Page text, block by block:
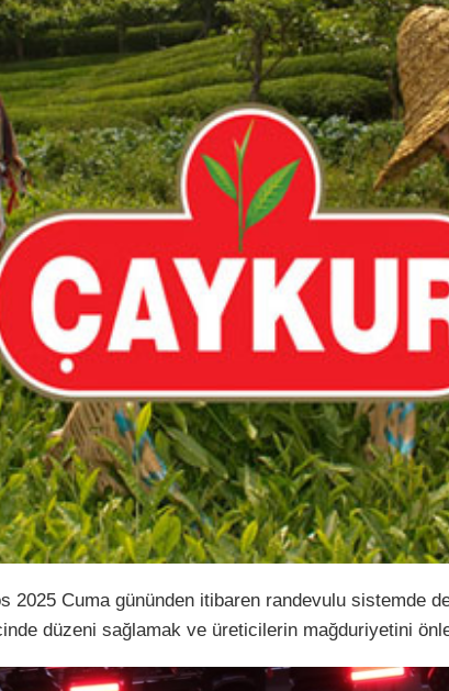
Cuma gününden itibaren randevulu sistemde
düzeni sağlamak ve üreticilerin mağduriyetini